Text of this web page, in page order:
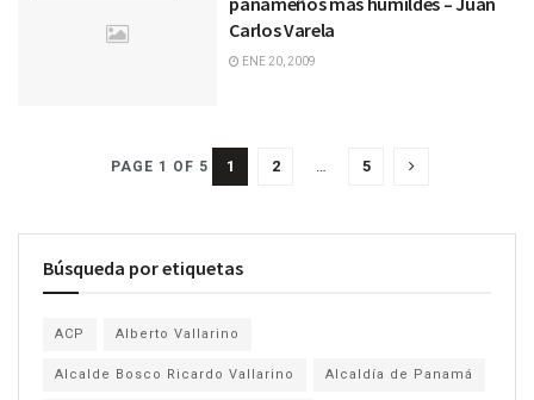
Carlos Varela
ENE 20, 2009
PAGE 1 OF 5 1 2 … 5
Búsqueda por etiquetas
ACP Alberto Vallarino
Alcalde Bosco Ricardo Vallarino Alcaldía de Panamá